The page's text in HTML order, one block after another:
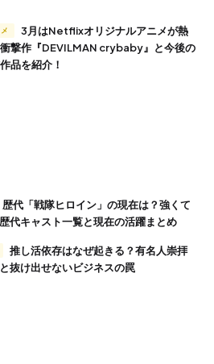
3月はNetflixオリジナルアニメが熱
撃作『DEVILMAN crybaby』と今後の
品を紹介！
代キャスト一覧と現在の活躍まとめ
推し活依存はなぜ起きる？有名人崇拝
抜け出せないビジネスの罠